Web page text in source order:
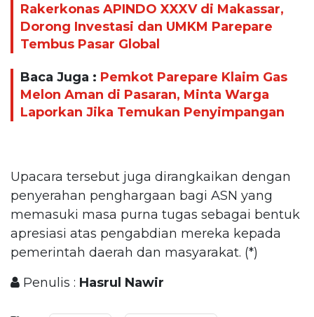
Rakerkonas APINDO XXXV di Makassar,
Dorong Investasi dan UMKM Parepare
Tembus Pasar Global
Baca Juga : Pemkot Parepare Klaim Gas
Melon Aman di Pasaran, Minta Warga
Laporkan Jika Temukan Penyimpangan
Upacara tersebut juga dirangkaikan dengan
penyerahan penghargaan bagi ASN yang
memasuki masa purna tugas sebagai bentuk
apresiasi atas pengabdian mereka kepada
pemerintah daerah dan masyarakat. (*)
Penulis : Hasrul Nawir